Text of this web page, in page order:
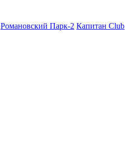
Романовский Парк-2 Капитан Club